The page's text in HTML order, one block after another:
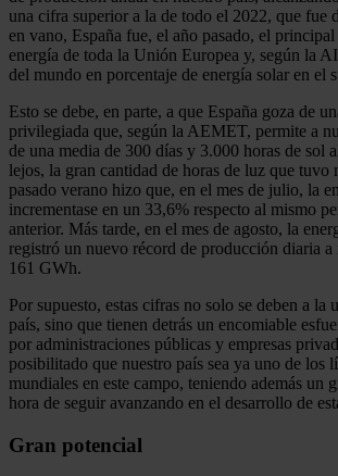
una cifra superior a la de todo el 2022, que fue
en vano, España fue, el año pasado, el
energía de toda la Unión Europea y, según la
del mundo en porcentaje de energía solar en el
Esto se debe, en parte, a que España goza de
privilegiada que, según la AEMET, permite a
de una media de 300 días y 3.000 horas de sol
lejos, la gran cantidad de horas de luz que tuvo
pasado verano hizo que, en el mes de julio, la
incrementase en un 33,6% respecto al mismo
anterior. Más tarde, en el mes de agosto, la
registró un nuevo récord de producción diaria
161 GWh.
Por supuesto, estas cifras no solo se deben a la
país, sino que tienen detrás un encomiable
por administraciones públicas y empresas
posibilitado que nuestro país sea ya uno de los
mundiales en este campo, teniendo además un
hora de seguir avanzando en el desarrollo de
Gran potencial